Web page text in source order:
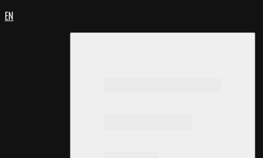
EN